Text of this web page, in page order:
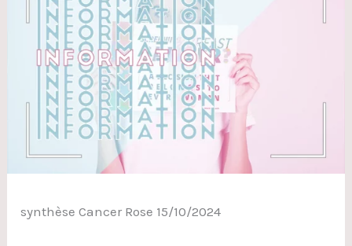
synthèse Cancer Rose 15/10/2024